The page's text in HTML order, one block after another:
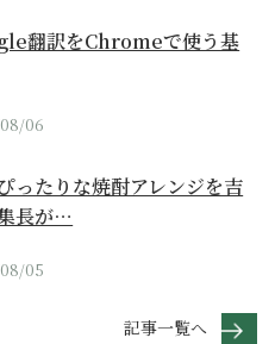
翻訳をChromeで使う基
06
ったりな焼酎アレンジを吉
長が…
05
記事一覧へ